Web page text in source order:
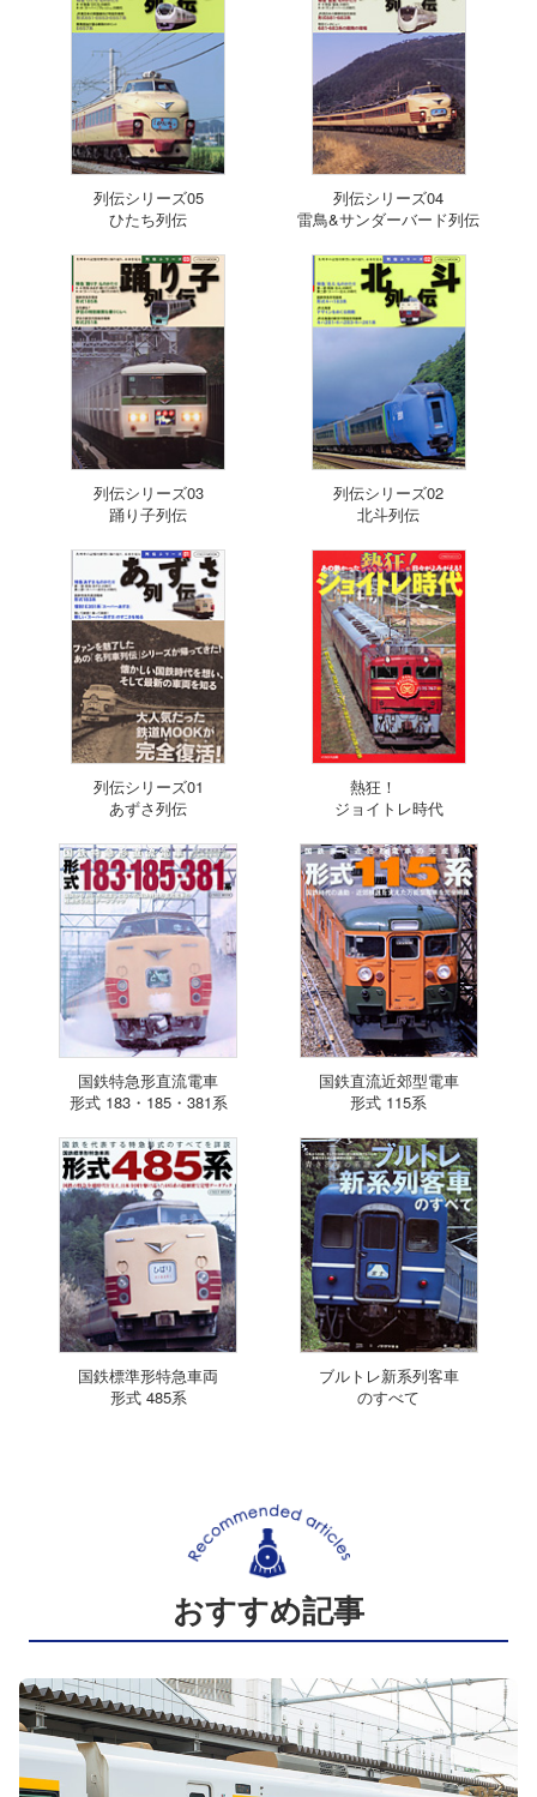
列伝シリーズ05
ひたち列伝
列伝シリーズ04
雷鳥&サンダーバード列伝
列伝シリーズ03
踊り子列伝
列伝シリーズ02
北斗列伝
列伝シリーズ01
あずさ列伝
熱狂！
ジョイトレ時代
国鉄特急形直流電車
形式 183・185・381系
国鉄直流近郊型電車
形式 115系
国鉄標準形特急車両
形式 485系
ブルトレ新系列客車
のすべて
おすすめ記事